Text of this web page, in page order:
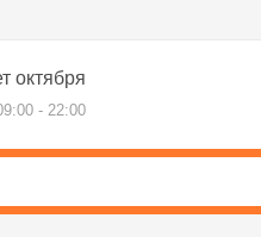
октября
- 22:00